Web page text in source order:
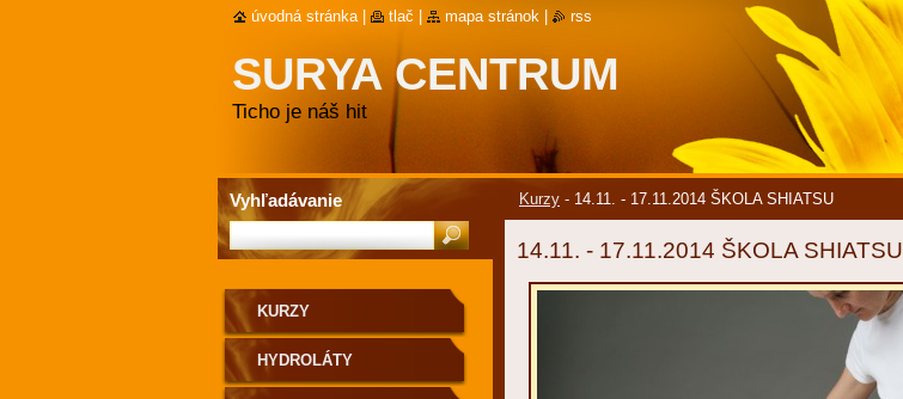
SURYA CENTRUM
Ticho je náš hit
Kurzy - 14.11. - 17.11.2014 ŠKOLA SHIATSU
14.11. - 17.11.2014 ŠKOLA SHIATSU
KURZY
HYDROLÁTY
Vyhľadávanie
úvodná stránka tlač mapa stránok rss